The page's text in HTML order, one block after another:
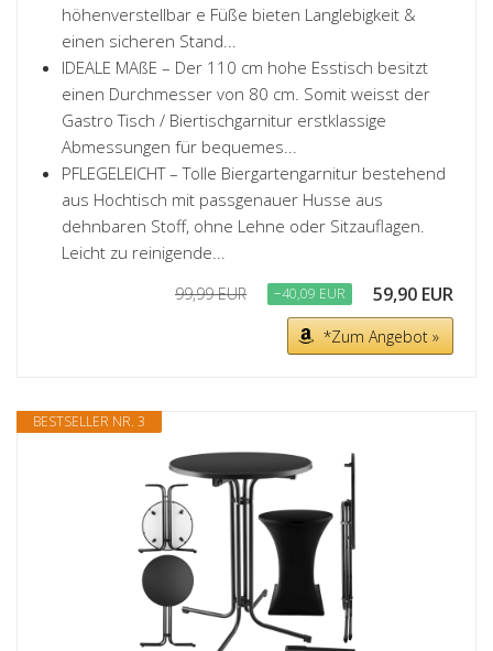
höhenverstellbar e Füße bieten Langlebigkeit &
einen sicheren Stand...
IDEALE MAßE – Der 110 cm hohe Esstisch besitzt
einen Durchmesser von 80 cm. Somit weisst der
Gastro Tisch / Biertischgarnitur erstklassige
Abmessungen für bequemes...
PFLEGELEICHT – Tolle Biergartengarnitur bestehend
aus Hochtisch mit passgenauer Husse aus
dehnbaren Stoff, ohne Lehne oder Sitzauflagen.
Leicht zu reinigende...
99,99 EUR −40,09 EUR 59,90 EUR
*Zum Angebot »
BESTSELLER NR. 3